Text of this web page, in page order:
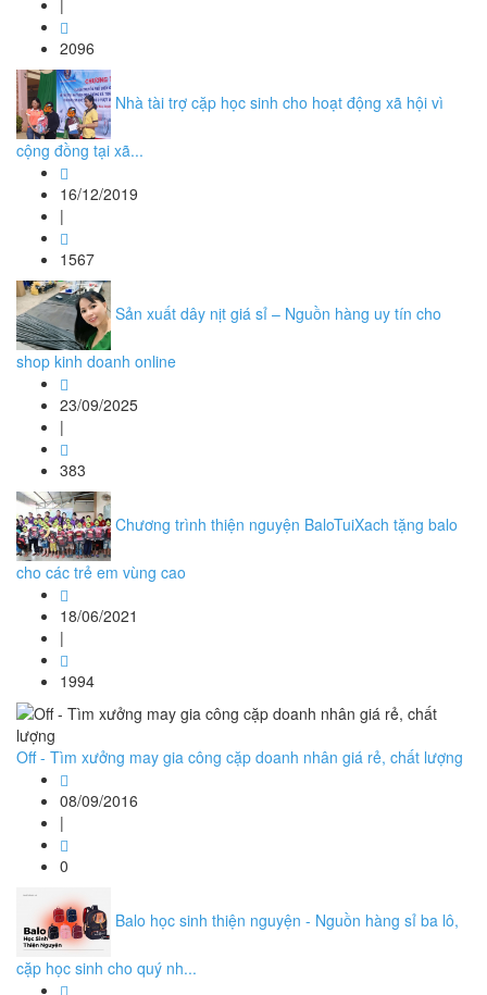
2096
Nhà tài trợ cặp học sinh cho hoạt động xã hội vì
cộng đồng tại xã...
16/12/2019
|
1567
Sản xuất dây nịt giá sỉ – Nguồn hàng uy tín cho
shop kinh doanh online
23/09/2025
|
383
Chương trình thiện nguyện BaloTuiXach tặng balo
cho các trẻ em vùng cao
18/06/2021
|
1994
Off - Tìm xưởng may gia công cặp doanh nhân giá rẻ, chất lượng
08/09/2016
|
0
Balo học sinh thiện nguyện - Nguồn hàng sỉ ba lô,
cặp học sinh cho quý nh...